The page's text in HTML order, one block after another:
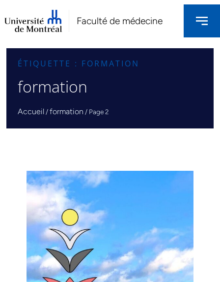
Faculté de médecine
ÉTIQUETTE : FORMATION
formation
Accueil /formation / Page 2